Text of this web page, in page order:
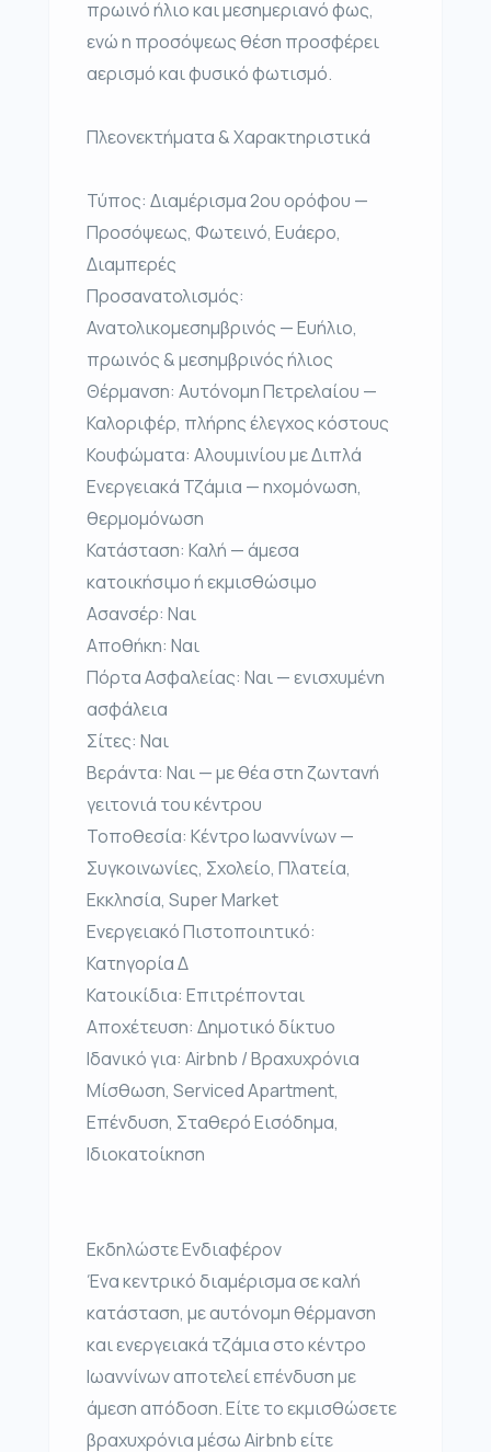
πρωινό ήλιο και μεσημεριανό φως,
ενώ η προσόψεως θέση προσφέρει
αερισμό και φυσικό φωτισμό.
Πλεονεκτήματα & Χαρακτηριστικά
Τύπος: Διαμέρισμα 2ου ορόφου —
Προσόψεως, Φωτεινό, Ευάερο,
Διαμπερές
Προσανατολισμός:
Ανατολικομεσημβρινός — Ευήλιο,
πρωινός & μεσημβρινός ήλιος
Θέρμανση: Αυτόνομη Πετρελαίου —
Καλοριφέρ, πλήρης έλεγχος κόστους
Κουφώματα: Αλουμινίου με Διπλά
Ενεργειακά Τζάμια — ηχομόνωση,
θερμομόνωση
Κατάσταση: Καλή — άμεσα
κατοικήσιμο ή εκμισθώσιμο
Ασανσέρ: Ναι
Αποθήκη: Ναι
Πόρτα Ασφαλείας: Ναι — ενισχυμένη
ασφάλεια
Σίτες: Ναι
Βεράντα: Ναι — με θέα στη ζωντανή
γειτονιά του κέντρου
Τοποθεσία: Κέντρο Ιωαννίνων —
Συγκοινωνίες, Σχολείο, Πλατεία,
Εκκλησία, Super Market
Ενεργειακό Πιστοποιητικό:
Κατηγορία Δ
Κατοικίδια: Επιτρέπονται
Αποχέτευση: Δημοτικό δίκτυο
Ιδανικό για: Airbnb / Βραχυχρόνια
Μίσθωση, Serviced Apartment,
Επένδυση, Σταθερό Εισόδημα,
Ιδιοκατοίκηση
Εκδηλώστε Ενδιαφέρον
Ένα κεντρικό διαμέρισμα σε καλή
κατάσταση, με αυτόνομη θέρμανση
και ενεργειακά τζάμια στο κέντρο
Ιωαννίνων αποτελεί επένδυση με
άμεση απόδοση. Είτε το εκμισθώσετε
βραχυχρόνια μέσω Airbnb είτε